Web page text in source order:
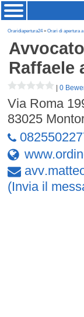
Oraridiapertura24»Orari di apertura
Raffaele
|0
Via Roma
83025
avv.
(Invia il